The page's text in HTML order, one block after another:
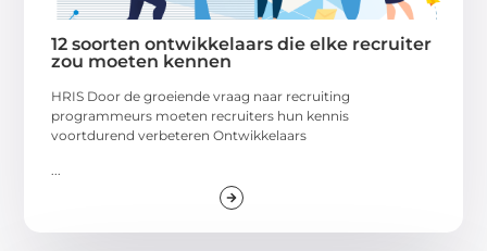
12 soorten ontwikkelaars die elke recruiter
zou moeten kennen
HRIS Door de groeiende vraag naar recruiting
programmeurs moeten recruiters hun kennis
voortdurend verbeteren Ontwikkelaars
...